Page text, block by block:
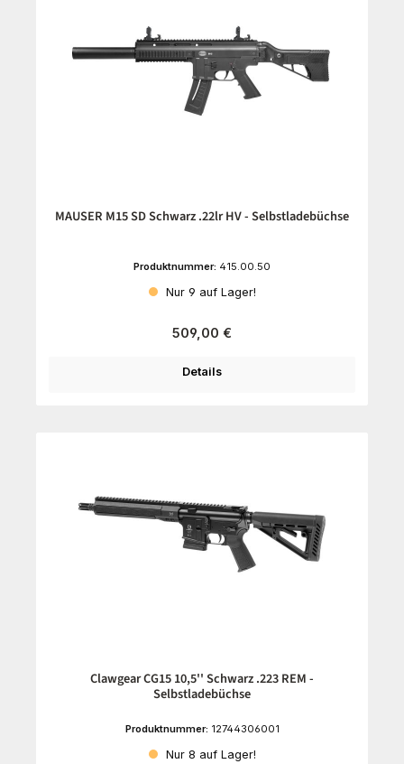
MAUSER M15 SD Schwarz .22lr HV - Selbstladebüchse
Produktnummer: 415.00.50
Nur 9 auf Lager!
Regulärer Preis:
509,00 €
Details
Clawgear CG15 10,5'' Schwarz .223 REM -
Selbstladebüchse
Produktnummer: 12744306001
Nur 8 auf Lager!